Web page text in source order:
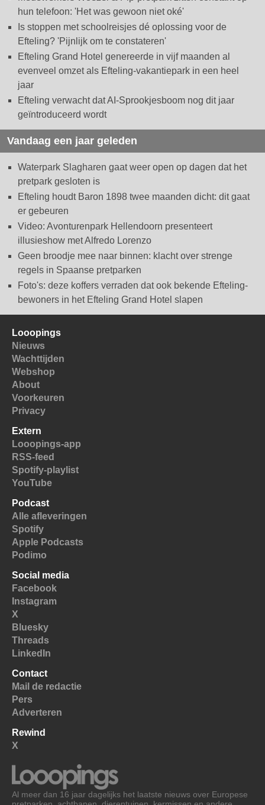
hun telefoon: 'Het was gewoon niet oké'
Is stoppen met schoolreisjes dé oplossing voor de
Efteling? 'Pijnlijk om te constateren'
Efteling Grand Hotel genereerde in vijf maanden al
evenveel omzet als Efteling-vakantiepark in een heel
jaar
Efteling verwacht dat AI-Sprookjesboom nog dit jaar
geïntroduceerd wordt
Vandaag een jaar geleden
Waterpark Slagharen gaat weer open op dagen dat het
pretpark gesloten is
Efteling houdt Baron 1898 twee maanden dicht: dit gaat
er gebeuren
Video: Avonturenpark Hellendoorn presenteert
illusieshow met Alfredo Lorenzo
Geen broodje mee naar binnen: klacht over strenge
regels in Spaanse pretparken
Foto's: deze koffers verraden dat ook bekende Efteling-
bewoners in het Efteling Grand Hotel slapen
Looopings
Nieuws
Wachttijden
Webshop
About
Voorkeuren
Privacy
Extern
Looopings-app
RSS-feed
Spotify-playlist
YouTube
Podcast
Alle afleveringen
Spotify
Apple Podcasts
Podimo
Social media
Facebook
Instagram
X
Bluesky
Threads
LinkedIn
Contact
Mail de redactie
Pers
Adverteren
Rewind
X
Al meer dan 16 jaar dagelijks het laatste nieuws over Europese